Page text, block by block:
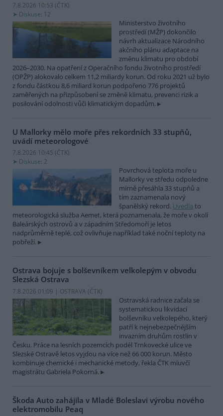
7.8.2026 10:53 (ČTK)
Diskuse: 12
Ministerstvo životního
prostředí (MŽP) dokončilo
návrh aktualizace Národního
akčního plánu adaptace na
změnu klimatu pro období
2026–2030. Na opatření z Operačního fondu životního prostředí
(OPŽP) alokovalo celkem 11,2 miliardy korun. Od roku 2021 už bylo
z fondu částkou 8,6 miliard korun podpořeno 776 projektů
zaměřených na přizpůsobení se změně klimatu, prevenci rizik a
posilování odolnosti vůči klimatickým dopadům.
U Mallorky mělo moře přes rekordních 33 stupňů,
uvádí meteorologové
7.8.2026 10:45 (ČTK)
Diskuse: 2
Povrchová teplota moře u
Mallorky ve středu odpoledne
mírně přesáhla 33 stupňů a
tím zaznamenala nový
španělský rekord. Uvedla to
meteorologická služba Aemet, která poznamenala, že moře v okolí
Baleárských ostrovů a v západním Středomoří je letos
nadprůměrně teplé, což ovlivňuje například také noční teploty na
pobřeží.
Ostrava bojuje s bolševníkem velkolepým v obvodu
Slezská Ostrava
7.8.2026 01:09 | OSTRAVA (ČTK)
Ostravská radnice začala se
systematickou likvidací
bolševníku velkolepého, který
patří k nejnebezpečnějším
invazním druhům rostlin v
Česku. Práce na lesních pozemcích podél Trnkovecké ulice ve
Slezské Ostravě letos vyjdou na více než 66 000 korun. Město
kombinuje chemické i mechanické metody, řekla ČTK mluvčí
magistrátu Gabriela Pokorná.
Škoda Auto zahájila v Mladé Boleslavi výrobu nového
elektromobilu Peaq